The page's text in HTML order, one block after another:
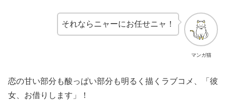
マンガ猫
それならニャーにお任せニャ！
恋の甘い部分も酸っぱい部分も明るく描くラブコメ、「彼
女、お借りします」！